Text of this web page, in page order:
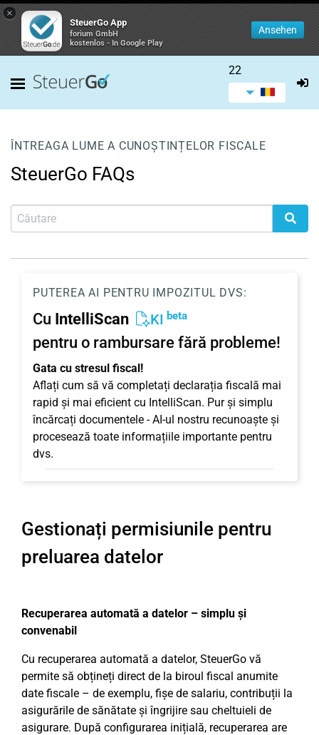
×
SteuerGo App
forium GmbH
kostenlos - In Google Play
Ansehen
22
ÎNTREAGA LUME A CUNOȘTINȚELOR FISCALE
SteuerGo FAQs
PUTEREA AI PENTRU IMPOZITUL DVS:
Cu IntelliScan KI beta
pentru o rambursare fără probleme!
Gata cu stresul fiscal!
Aflați cum să vă completați declarația fiscală mai
rapid și mai eficient cu IntelliScan. Pur și simplu
încărcați documentele - AI-ul nostru recunoaște și
procesează toate informațiile importante pentru
dvs.
Gestionați permisiunile pentru
preluarea datelor
Recuperarea automată a datelor – simplu și
convenabil
Cu recuperarea automată a datelor, SteuerGo vă
permite să obțineți direct de la biroul fiscal anumite
date fiscale – de exemplu, fișe de salariu, contribuții la
asigurările de sănătate și îngrijire sau cheltuieli de
asigurare. După configurarea inițială, recuperarea are